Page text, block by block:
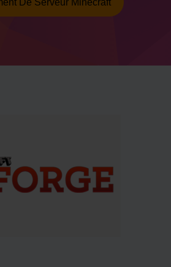
De Serveur Minecraft